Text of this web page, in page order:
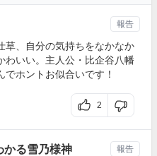
草、自分の気持ちをなかなか
わいい。主人公・比企谷八幡
ホントお似合いです！
2
報告
かる雪乃様神 報告